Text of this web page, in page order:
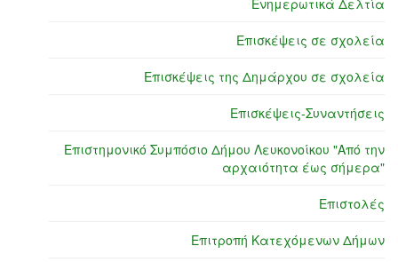
Ενημερωτικά Δελτία
Επισκέψεις σε σχολεία
Επισκέψεις της Δημάρχου σε σχολεία
Επισκέψεις-Συναντήσεις
Επιστημονικό Συμπόσιο Δήμου Λευκονοίκου "Από την
αρχαιότητα έως σήμερα"
Επιστολές
Επιτροπή Κατεχόμενων Δήμων